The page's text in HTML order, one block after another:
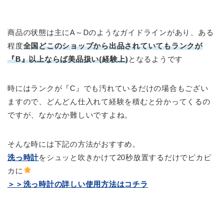
商品の状態は主にA～Dのようなガイドラインがあり、ある
程度全国どこのショップから出品されていてもランクが
『B』以上ならば美品扱い(経験上)となるようです
時にはランクが『C』でも汚れているだけの場合もござい
ますので、どんどん仕入れて経験を積むと分かってくるの
ですが、なかなか難しいですよね。
そんな時には下記の方法がおすすめ。
洗っ時計をシュッと吹きかけて20秒放置するだけでピカピ
カに
＞＞洗っ時計の詳しい使用方法はコチラ